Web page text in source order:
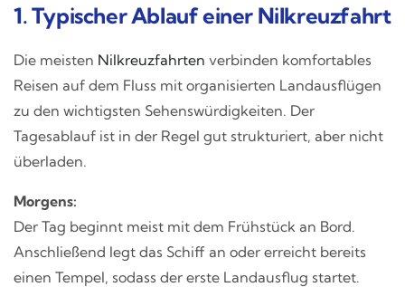
1. Typischer Ablauf einer Nilkreuzfahrt
Die meisten Nilkreuzfahrten verbinden komfortables
Reisen auf dem Fluss mit organisierten Landausflügen
zu den wichtigsten Sehenswürdigkeiten. Der
Tagesablauf ist in der Regel gut strukturiert, aber nicht
überladen.
Morgens:
Der Tag beginnt meist mit dem Frühstück an Bord.
Anschließend legt das Schiff an oder erreicht bereits
einen Tempel, sodass der erste Landausflug startet.